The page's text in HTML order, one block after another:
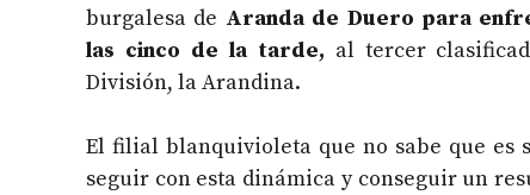
burgalesa de Aranda de Duero para
las cinco de la tarde, al tercer
División, la Arandina.
El filial blanquivioleta que no sabe que es
seguir con esta dinámica y conseguir un